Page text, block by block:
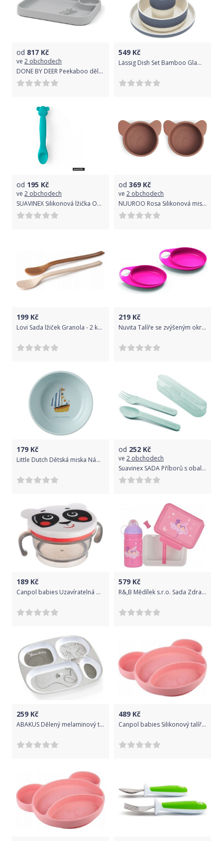
od 817 Kč
ve 2 obchodech
DONE BY DEER Peekaboo dělený talíř Deer friends šedý
549 Kč
Lässig Dish Set Bamboo Glama Lama blue
od 195 Kč
ve 2 obchodech
SUAVINEX Silikonová lžička OPIČKA, ZELENÁ
od 369 Kč
ve 2 obchodech
NUUROO Rosa Silikonová mistička 2 ks Koala Mahogany
199 Kč
Lovi Sada lžiček Granola - 2 ks, béžová, hnědá
219 Kč
Nuvita Talíře se zvýšeným okrajem 2ks, Pastel pink
179 Kč
Little Dutch Dětská miska Námořnický záliv
od 252 Kč
ve 2 obchodech
Suavinex SADA Příborů s obalem FOREST - ZELENÁ
189 Kč
Canpol babies Uzavíratelná miska Hello Little - panda
579 Kč
R&,B Mědílek s.r.o. Sada Zdravá sváča - Květinová víla, růžová
259 Kč
ABAKUS Dělený melaminový talířek Savannah - šedý
489 Kč
Canpol babies Silikonový talířek s přísavkou 500 ml - růžový